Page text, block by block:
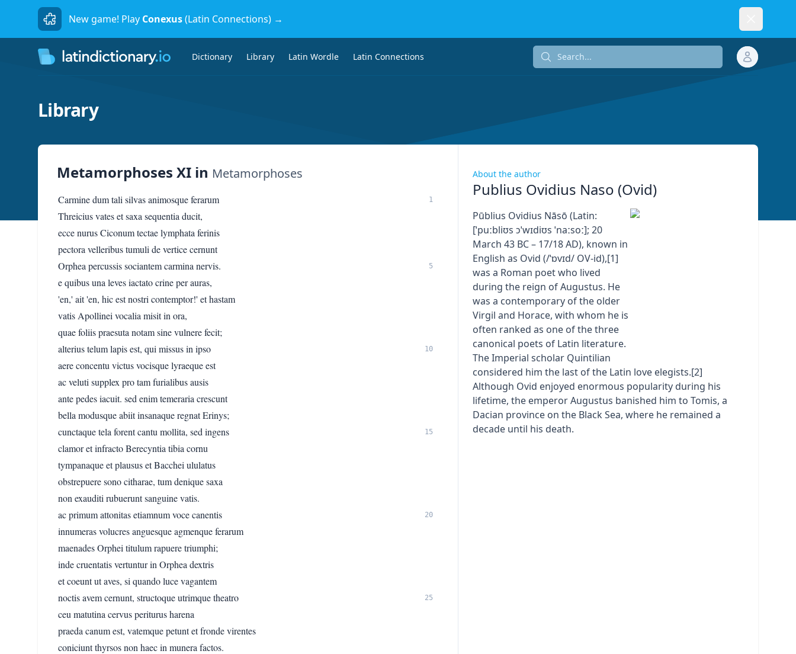
New game! Play Conexus(Latin Connections) →
Dictionary Library Latin Wordle Latin Connections Search...
Library
Metamorphoses XI in Metamorphoses
Carmine dum tali silvas animosque ferarum 1
Threicius vates et saxa sequentia ducit,
ecce nurus Ciconum tectae lymphata ferinis
pectora velleribus tumuli de vertice cernunt
Orphea percussis sociantem carmina nervis.
5
e quibus una leves iactato crine per auras,
'en,' ait 'en, hic est nostri contemptor!' et hastam
vatis Apollinei vocalia misit in ora,
quae foliis praesuta notam sine vulnere fecit;
alterius telum lapis est, qui missus in ipso
10
aere concentu victus vocisque lyraeque est
ac veluti supplex pro tam furialibus ausis
ante pedes iacuit. sed enim temeraria crescunt
bella modusque abiit insanaque regnat Erinys;
cunctaque tela forent cantu mollita, sed ingens
15
clamor et infracto Berecyntia tibia cornu
tympanaque et plausus et Bacchei ululatus
obstrepuere sono citharae, tum denique saxa
non exauditi rubuerunt sanguine vatis.
ac primum attonitas etiamnum voce canentis
20
innumeras volucres anguesque agmenque ferarum
maenades Orphei titulum rapuere triumphi;
inde cruentatis vertuntur in Orphea dextris
et coeunt ut aves, si quando luce vagantem
noctis avem cernunt, structoque utrimque theatro
25
ceu matutina cervus periturus harena
praeda canum est, vatemque petunt et fronde virentes
coniciunt thyrsos non haec in munera factos.
About the author
Publius Ovidius Naso (Ovid)
Pūblius Ovidius Nāsō (Latin:
[ˈpuːbliʊs ɔˈwɪdiʊs ˈnaːsoː]; 20
March 43 BC – 17/18 AD), known in
English as Ovid (/ˈɒvɪd/ OV-id),[1]
was a Roman poet who lived
during the reign of Augustus. He
was a contemporary of the older
Virgil and Horace, with whom he is
often ranked as one of the three
canonical poets of Latin literature.
The Imperial scholar Quintilian
considered him the last of the Latin love elegists.[2]
Although Ovid enjoyed enormous popularity during his
lifetime, the emperor Augustus banished him to Tomis, a
Dacian province on the Black Sea, where he remained a
decade until his death.